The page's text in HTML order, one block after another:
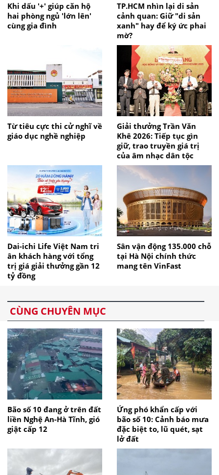
Khi dấu '+' giúp căn hộ
hai phòng ngủ 'lớn lên'
cùng gia đình
TP.HCM nhìn lại di sản
cảnh quan: Giữ "di sản
xanh" hay để ký ức phai
mờ?
Từ tiêu cực thi cử nghĩ về
giáo dục nghề nghiệp
Giải thưởng Trần Văn
Khê 2026: Tiếp tục gìn
giữ, trao truyền giá trị
của âm nhạc dân tộc
Dai-ichi Life Việt Nam tri
ân khách hàng với tổng
trị giá giải thưởng gần 12
tỷ đồng
Sân vận động 135.000 chỗ
tại Hà Nội chính thức
mang tên VinFast
CÙNG CHUYÊN MỤC
Bão số 10 đang ở trên đất
liền Nghệ An-Hà Tĩnh, gió
giật cấp 12
Ứng phó khẩn cấp với
bão số 10: Cảnh báo mưa
đặc biệt to, lũ quét, sạt
lở đất